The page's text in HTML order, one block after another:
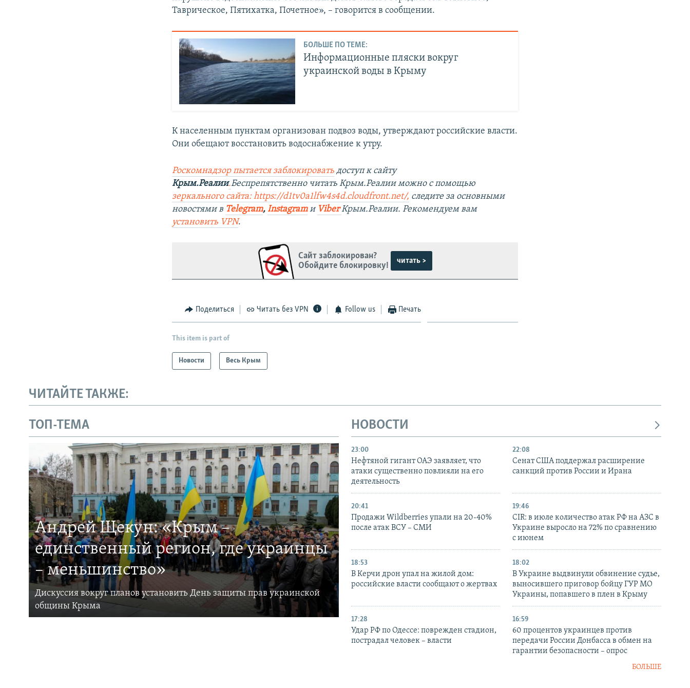
Таврическое, Пятихатка, Почетное», – говорится в сообщении.
БОЛЬШЕ ПО ТЕМЕ:
Информационные пляски вокруг
украинской воды в Крыму
К населенным пунктам организован подвоз воды, утверждают российские власти.
Они обещают восстановить водоснабжение к утру.
Роскомнадзор пытается заблокировать доступ к сайту
Крым.Реалии.Беспрепятственно читать Крым.Реалии можно с помощью
зеркального сайта: https://d1tv0a1lfw4s4d.cloudfront.net/, следите за основными
новостями в Telegram,Instagramи ViberКрым.Реалии. Рекомендуем вам
установить VPN.
Сайт заблокирован?
Обойдите блокировку!
читать >
Поделиться Читать без VPN Follow us Печать
This item is part of
Новости Весь Крым
ЧИТАЙТЕ ТАКЖЕ:
ТОП-ТЕМА
Андрей Щекун: «Крым –
единственный регион, где украинцы
– меньшинство»
Дискуссия вокруг планов установить День защиты прав украинской
общины Крыма
НОВОСТИ
23:00
Нефтяной гигант ОАЭ заявляет, что
атаки существенно повлияли на его
деятельность
22:08
Сенат США поддержал расширение
санкций против России и Ирана
20:41
Продажи Wildberries упали на 20-40%
после атак ВСУ – СМИ
19:46
CIR: в июле количество атак РФ на АЗС в
Украине выросло на 72% по сравнению
с июнем
18:53
В Керчи дрон упал на жилой дом:
российские власти сообщают о жертвах
18:02
В Украине выдвинули обвинение судье,
выносившего приговор бойцу ГУР МО
Украины, попавшего в плен в Крыму
17:28
Удар РФ по Одессе: поврежден стадион,
пострадал человек – власти
16:59
60 процентов украинцев против
передачи России Донбасса в обмен на
гарантии безопасности – опрос
БОЛЬШЕ